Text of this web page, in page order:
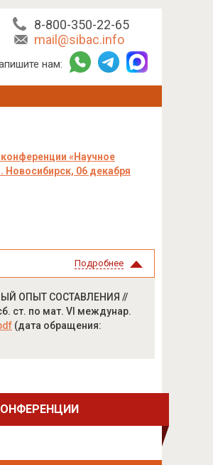
8-800-350-22-65
mail@sibac.info
нам:
«Научное
06 декабря
Подробнее
ОПЫТ СОСТАВЛЕНИЯ //
ст. по мат. VI междунар.
(дата обращения: